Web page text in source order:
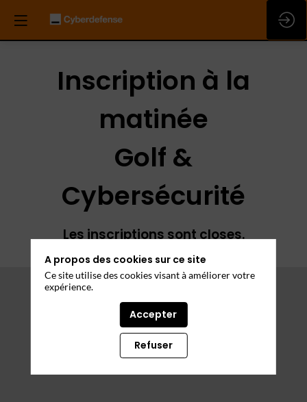
Inscription à la
matinée
Golf &
Cybersécurité
Les inscriptions sont closes.
A propos des cookies sur ce site
Ce site utilise des cookies visant à améliorer votre
expérience.
Accepter
Refuser